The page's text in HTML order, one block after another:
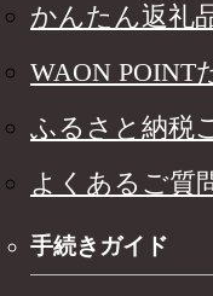
かんたん返礼
WAON POINT
ふるさと納税
よくあるご質
手続きガイド